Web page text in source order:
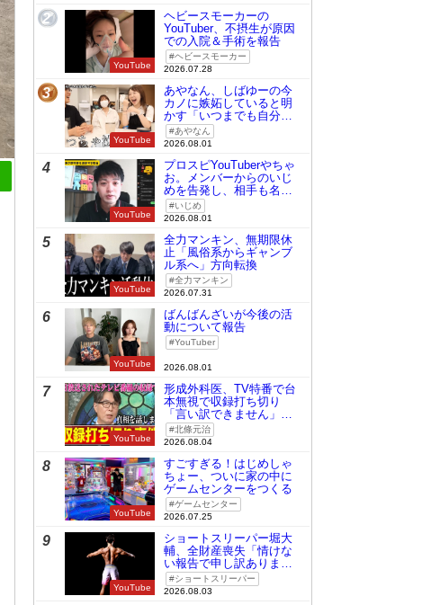
2
YouTube
ヘビースモーカーの
YouTuber、不摂生が原因
での入院＆手術を報告
ヘビースモーカー
2026.07.28
3
YouTube
あやなん、しばゆーの今
カノに嫉妬していると明
かす「いつまでも自分の
ものみたいに…」
あやなん
2026.08.01
4
YouTube
プロスピYouTuberやちゃ
お。メンバーからのいじ
めを告発し、相手も名指
しで批判
いじめ
2026.08.01
5
YouTube
全力マンキン、無期限休
止「風俗系からギャンブ
ル系へ」方向転換
全力マンキン
2026.07.31
6
YouTube
ばんばんざいが今後の活
動について報告
YouTuber
2026.08.01
7
YouTube
形成外科医、TV特番で台
本無視で収録打ち切り
「言い訳できません」と
謝罪北條元治
2026.08.04
8
YouTube
すごすぎる！はじめしゃ
ちょー、ついに家の中に
ゲームセンターをつくる
ゲームセンター
2026.07.25
9
YouTube
ショートスリーパー堀大
輔、全財産喪失「情けな
い報告で申し訳ありませ
ん」ショートスリーパー
2026.08.03